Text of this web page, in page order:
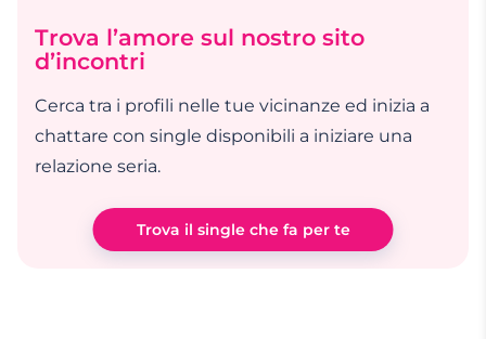
Trova l’amore sul nostro sito
d’incontri
Cerca tra i profili nelle tue vicinanze ed inizia a
chattare con single disponibili a iniziare una
relazione seria.
Trova il single che fa per te